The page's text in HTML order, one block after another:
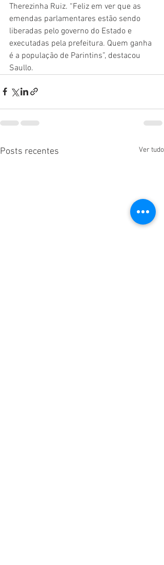
Therezinha Ruiz. “Feliz em ver que as
emendas parlamentares estão sendo
liberadas pelo governo do Estado e
executadas pela prefeitura. Quem ganha
é a população de Parintins”, destacou
Saullo.
Posts recentes Ver tudo